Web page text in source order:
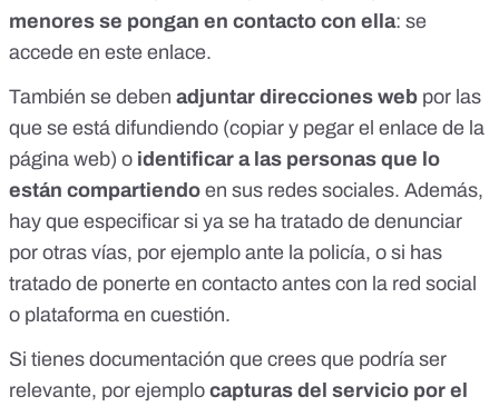
menores se pongan en contacto con ella: se
accede en este enlace.
También se deben adjuntar direcciones web por las
que se está difundiendo (copiar y pegar el enlace de la
página web) o identificar a las personas que lo
están compartiendo en sus redes sociales. Además,
hay que especificar si ya se ha tratado de denunciar
por otras vías, por ejemplo ante la policía, o si has
tratado de ponerte en contacto antes con la red social
o plataforma en cuestión.
Si tienes documentación que crees que podría ser
relevante, por ejemplo capturas del servicio por el